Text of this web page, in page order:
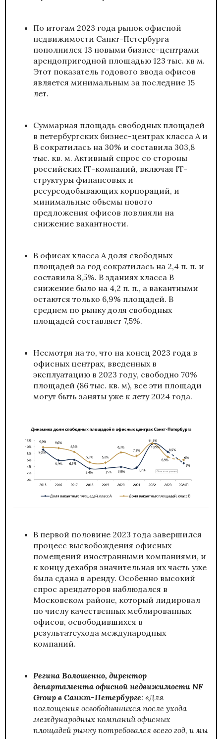
По итогам 2023 года рынок офисной
недвижимости Санкт-Петербурга
пополнился 13 новыми бизнес-центрами
арендопригодной площадью 123 тыс. кв м.
Этот показатель годового ввода офисов
является минимальным за последние 15
лет.
Суммарная площадь свободных площадей
в петербургских бизнес-центрах класса А и
В сократилась на 30% и составила 303,8
тыс. кв. м. Активный спрос со стороны
российских IT-компаний, включая IT-
структуры финансовых и
ресурсодобывающих корпораций, и
минимальные объемы нового
предложения офисов повлияли на
снижение вакантности.
В офисах класса А доля свободных
площадей за год сократилась на 2,4 п. п. и
составила 8,5%. В зданиях класса В
снижение было на 4,2 п. п., а вакантными
остаются только 6,9% площадей. В
среднем по рынку доля свободных
площадей составляет 7,5%.
Несмотря на то, что на конец 2023 года в
офисных центрах, введенных в
эксплуатацию в 2023 году, свободно 70%
площадей (86 тыс. кв. м), все эти площади
могут быть заняты уже к лету 2024 года.
В первой половине 2023 года завершился
процесс высвобождения офисных
помещений иностранными компаниями, и
к концу декабря значительная их часть уже
была сдана в аренду. Особенно высокий
спрос арендаторов наблюдался в
Московском районе, который лидировал
по числу качественных меблированных
офисов, освободившихся в
результатеухода международных
компаний.
Регина Волошенко, директор
департамента офисной недвижимости NF
Group в Санкт-Петербурге: «Для
поглощения освободившихся после ухода
международных компаний офисных
площадей рынку потребовался всего год, и мы